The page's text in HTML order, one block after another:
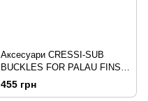
Аксесуари CRESSI-SUB
BUCKLES FOR PALAU FINS
(пара) 2018
455 грн